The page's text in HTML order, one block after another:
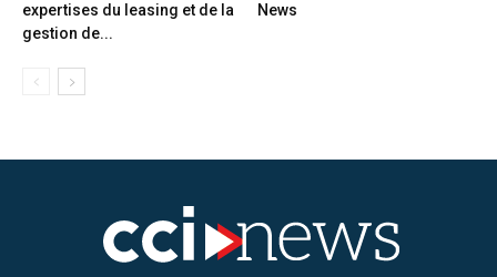
expertises du leasing et de la
gestion de...
News